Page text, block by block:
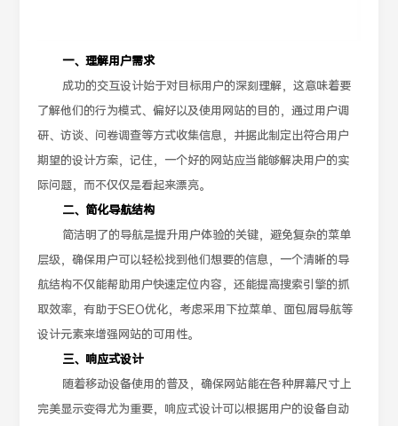
一、理解用户需求
成功的交互设计始于对目标用户的深刻理解，这意味着要
了解他们的行为模式、偏好以及使用网站的目的，通过用户调
研、访谈、问卷调查等方式收集信息，并据此制定出符合用户
期望的设计方案，记住，一个好的网站应当能够解决用户的实
际问题，而不仅仅是看起来漂亮。
二、简化导航结构
简洁明了的导航是提升用户体验的关键，避免复杂的菜单
层级，确保用户可以轻松找到他们想要的信息，一个清晰的导
航结构不仅能帮助用户快速定位内容，还能提高搜索引擎的抓
取效率，有助于SEO优化，考虑采用下拉菜单、面包屑导航等
设计元素来增强网站的可用性。
三、响应式设计
随着移动设备使用的普及，确保网站能在各种屏幕尺寸上
完美显示变得尤为重要，响应式设计可以根据用户的设备自动